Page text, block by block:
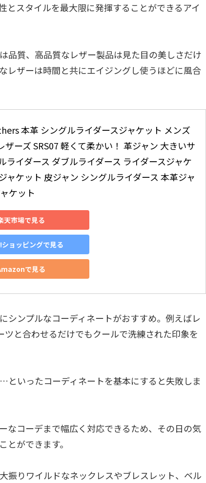
とスタイルを最大限に発揮することができるアイ
品質、高品質なレザー製品は見た目の美しさだけ
レザーは時間と共にエイジングし使うほどに風合
本革 シングルライダースジャケット メンズ
ザーズ SRS07 軽くて柔かい！ 革ジャン 大きいサ
ライダース ダブルライダース ライダースジャケ
ャケット 皮ジャン シングルライダース 本革ジャ
ケット
天市場で見る
ョッピングで見る
で見る
シンプルなコーディネートがおすすめ。例えばレ
と合わせるだけでもクールで洗練された印象を
いったコーディネートを基本にすると失敗しま
なコーデまで幅広く対応できるため、その日の気
ができます。
振りワイルドなネックレスやブレスレット、ベル